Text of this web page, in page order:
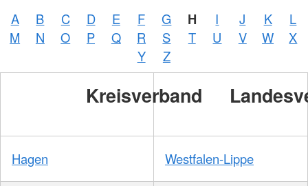
A B C D E F G H I J K
L
M
N O P Q R S T U V W
X
Y
Z
Kreisverband
Hagen Westfalen-Lippe